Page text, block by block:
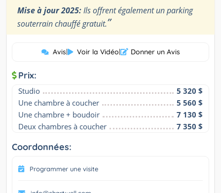
Mise à jour 2025:Ils offrent également un parking
souterrain chauffé gratuit.”
Avis| Voir la Vidéo| Donner un Avis
Prix:
Studio
5 320 $
Une chambre à coucher
5 560 $
Une chambre + boudoir
7 130 $
Deux chambres à coucher
7 350 $
Coordonnées:
Programmer une visite